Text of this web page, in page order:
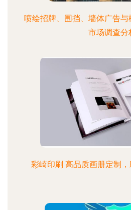
喷绘招牌、围挡、墙体广告
市场调查分
彩崎印刷 高品质画册定制